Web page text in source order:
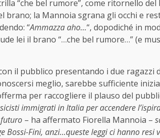
“che bel rumore”, come ritornello
brano; la Mannoia sgrana gli occhi e
“Ammazza aho…“, dopodiché in
lei il brano “…che bel rumore…” (e
il pubblico presentando i due ragazzi
meglio, sarebbe sufficiente
per raccogliere il plauso del
immigrati in Italia per accendere
– ha affermato Fiorella Mannoia –
Bossi-Fini, anzi…queste leggi ci hanno resi